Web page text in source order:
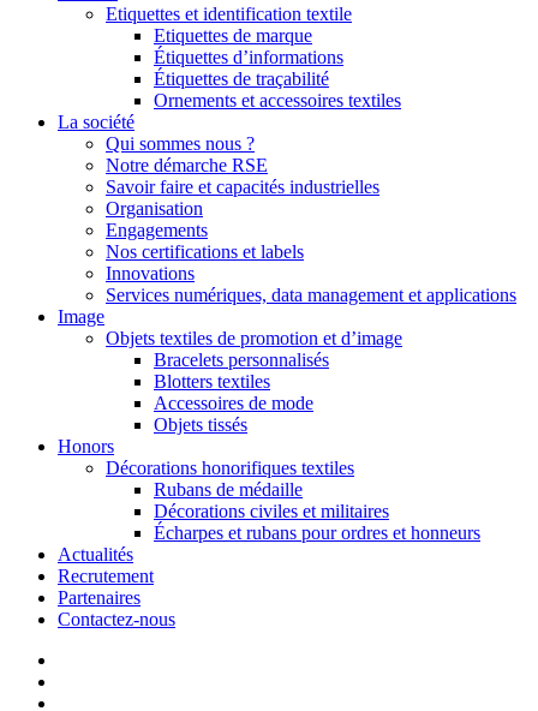
Etiquettes et identification textile
Etiquettes de marque
Étiquettes d’informations
Étiquettes de traçabilité
Ornements et accessoires textiles
La société
Qui sommes nous ?
Notre démarche RSE
Savoir faire et capacités industrielles
Organisation
Engagements
Nos certifications et labels
Innovations
Services numériques, data management et applications
Image
Objets textiles de promotion et d’image
Bracelets personnalisés
Blotters textiles
Accessoires de mode
Objets tissés
Honors
Décorations honorifiques textiles
Rubans de médaille
Décorations civiles et militaires
Écharpes et rubans pour ordres et honneurs
Actualités
Recrutement
Partenaires
Contactez-nous